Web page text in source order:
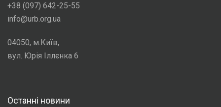
+38 (097) 642-25-55
info@urb.org.ua
04050, м.Київ,
вул. Юрія Іллєнка 6
Останні новини